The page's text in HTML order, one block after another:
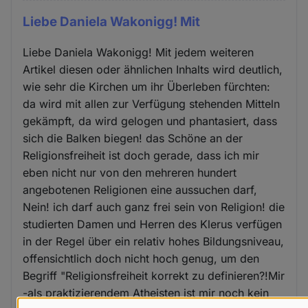
Liebe Daniela Wakonigg! Mit
Liebe Daniela Wakonigg! Mit jedem weiteren
Artikel diesen oder ähnlichen Inhalts wird deutlich,
wie sehr die Kirchen um ihr Überleben fürchten:
da wird mit allen zur Verfügung stehenden Mitteln
gekämpft, da wird gelogen und phantasiert, dass
sich die Balken biegen! das Schöne an der
Religionsfreiheit ist doch gerade, dass ich mir
eben nicht nur von den mehreren hundert
angebotenen Religionen eine aussuchen darf,
Nein! ich darf auch ganz frei sein von Religion! die
studierten Damen und Herren des Klerus verfügen
in der Regel über ein relativ hohes Bildungsniveau,
offensichtlich doch nicht hoch genug, um den
Begriff "Religionsfreiheit korrekt zu definieren?!Mir
-als praktizierendem Atheisten ist mir noch kein